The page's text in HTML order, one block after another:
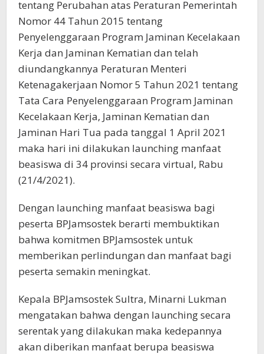
tentang Perubahan atas Peraturan Pemerintah
Nomor 44 Tahun 2015 tentang
Penyelenggaraan Program Jaminan Kecelakaan
Kerja dan Jaminan Kematian dan telah
diundangkannya Peraturan Menteri
Ketenagakerjaan Nomor 5 Tahun 2021 tentang
Tata Cara Penyelenggaraan Program Jaminan
Kecelakaan Kerja, Jaminan Kematian dan
Jaminan Hari Tua pada tanggal 1 April 2021
maka hari ini dilakukan launching manfaat
beasiswa di 34 provinsi secara virtual, Rabu
(21/4/2021).
Dengan launching manfaat beasiswa bagi
peserta BPJamsostek berarti membuktikan
bahwa komitmen BPJamsostek untuk
memberikan perlindungan dan manfaat bagi
peserta semakin meningkat.
Kepala BPJamsostek Sultra, Minarni Lukman
mengatakan bahwa dengan launching secara
serentak yang dilakukan maka kedepannya
akan diberikan manfaat berupa beasiswa